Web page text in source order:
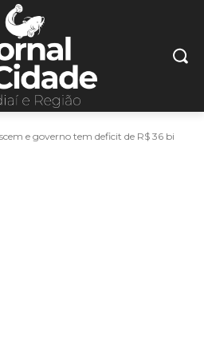
e governo tem deficit de R$ 36 bi